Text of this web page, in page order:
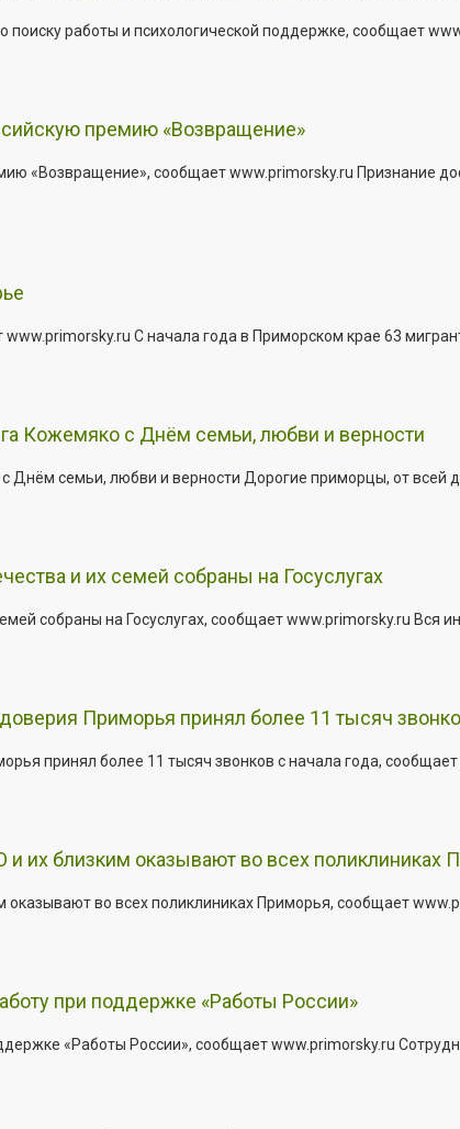
работы и психологической поддержке, сообщает
премию «Возвращение»
«Возвращение», сообщает www.primorsky.ru Признание
С начала года в Приморском крае 63
Кожемяко с Днём семьи, любви и верности
Днём семьи, любви и верности Дорогие приморцы, от всей
и их семей собраны на Госуслугах
собраны на Госуслугах, сообщает www.primorsky.ru Вся
Приморья принял более 11 тысяч
принял более 11 тысяч звонков с начала года, сообщает
их близким оказывают во всех поликлиниках
во всех поликлиниках Приморья, сообщает
при поддержке «Работы России»
«Работы России», сообщает www.primorsky.ru